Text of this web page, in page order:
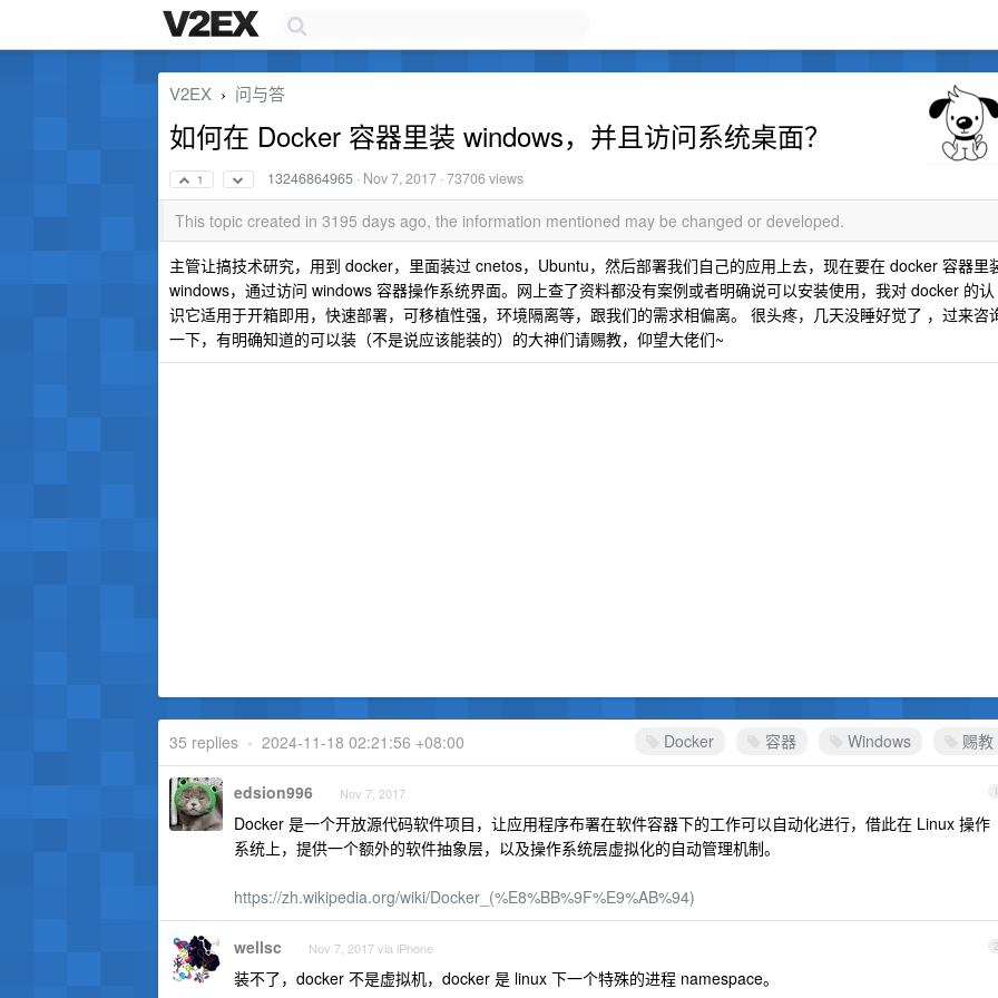
V2EX › 问与答
如何在 Docker 容器里装 windows，并且访问系统桌面？
1 13246864965 · Nov 7, 2017 · 73706 views
This topic created in 3195 days ago, the information mentioned may be changed or developed.
主管让搞技术研究，用到 docker，里面装过 cnetos，Ubuntu，然后部署我们自己的应用上去，现在要在 docker 容器里
windows，通过访问 windows 容器操作系统界面。网上查了资料都没有案例或者明确说可以安装使用，我对 docker 的认
识它适用于开箱即用，快速部署，可移植性强，环境隔离等，跟我们的需求相偏离。 很头疼，几天没睡好觉了 ，过来咨
一下，有明确知道的可以装（不是说应该能装的）的大神们请赐教，仰望大佬们~
Docker 容器 Windows 赐教
35 replies • 2024-11-18 02:21:56 +08:00
1
edsion996 Nov 7, 2017
Docker 是一个开放源代码软件项目，让应用程序布署在软件容器下的工作可以自动化进行，借此在 Linux 操作
系统上，提供一个额外的软件抽象层，以及操作系统层虚拟化的自动管理机制。
https://zh.wikipedia.org/wiki/Docker_(%E8%BB%9F%E9%AB%94)
2
wellsc Nov 7, 2017 via iPhone
装不了，docker 不是虚拟机，docker 是 linux 下一个特殊的进程 namespace。